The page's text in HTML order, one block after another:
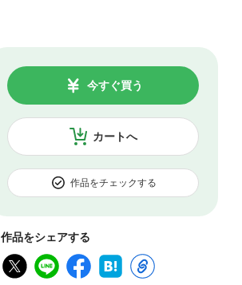
カートへ
今すぐ買う
作品をチェックする
作品をシェアする